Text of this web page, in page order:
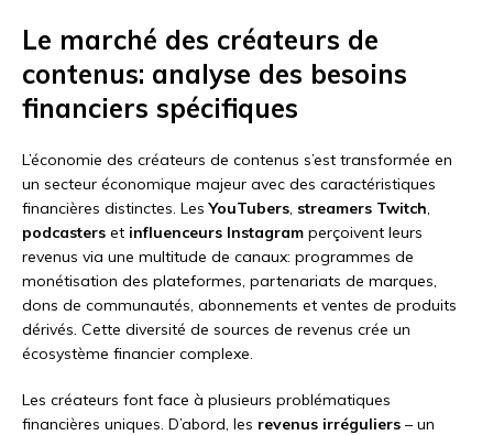
Le marché des créateurs de
contenus: analyse des besoins
financiers spécifiques
L’économie des créateurs de contenus s’est transformée en
un secteur économique majeur avec des caractéristiques
financières distinctes. LesYouTubers, streamers Twitch,
podcasters et influenceurs Instagram perçoivent leurs
revenus via une multitude de canaux: programmes de
monétisation des plateformes, partenariats de marques,
dons de communautés, abonnements et ventes de produits
dérivés. Cette diversité de sources de revenus crée un
écosystème financier complexe.
Les créateurs font face à plusieurs problématiques
financières uniques. D’abord, les revenus irréguliers – un